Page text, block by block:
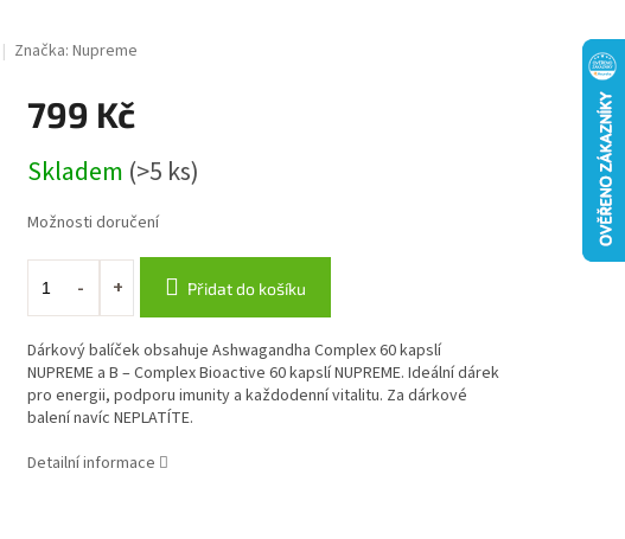
Značka: Nupreme
799 Kč
cena:
Skladem (>5 ks)
Možnosti doručení
Přidat do košíku
Dárkový balíček obsahuje Ashwagandha Complex 60 kapslí
NUPREME a B – Complex Bioactive 60 kapslí NUPREME. Ideální dárek
pro energii, podporu imunity a každodenní vitalitu. Za dárkové
balení navíc NEPLATÍTE.
Detailní informace